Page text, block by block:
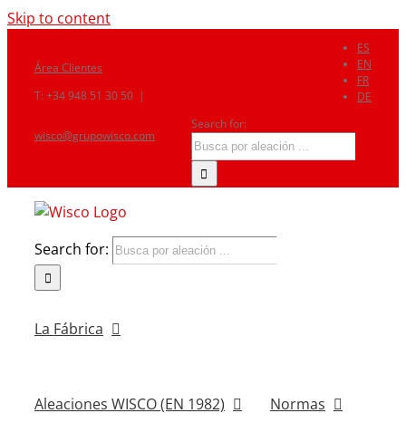
Skip to content
Área Clientes
T: +34 948 51 30 50 |
wisco@grupowisco.com
ES
EN
FR
DE
Search for:
Search for:
La Fábrica
Aleaciones WISCO (EN 1982) Normas